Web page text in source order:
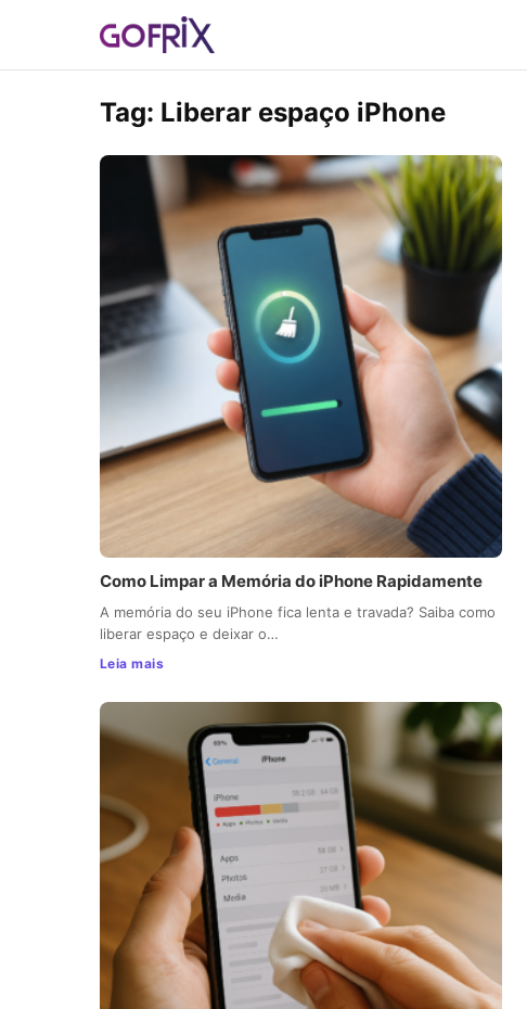
Tag: Liberar espaço iPhone
Como Limpar a Memória do iPhone Rapidamente
A memória do seu iPhone fica lenta e travada? Saiba como
liberar espaço e deixar o…
Leia mais